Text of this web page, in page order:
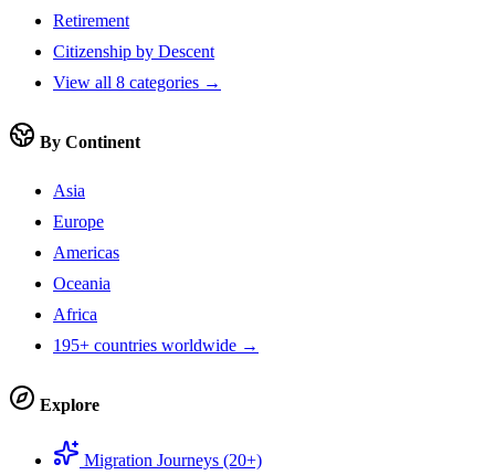
Retirement
Citizenship by Descent
View all 8 categories →
By Continent
Asia
Europe
Americas
Oceania
Africa
195+ countries worldwide →
Explore
Migration Journeys (20+)